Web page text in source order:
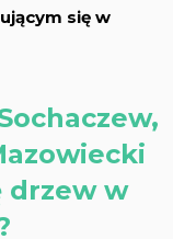
się w
drzew w